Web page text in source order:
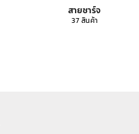
สายชาร์จ
37 สินค้า